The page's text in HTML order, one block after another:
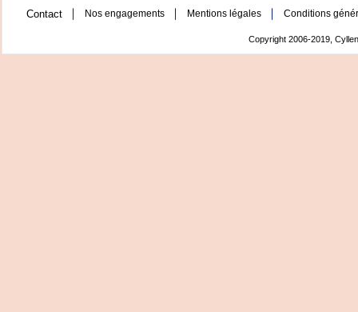
Contact Nos engagements Mentions légales Conditions
Copyright 2006-2019,